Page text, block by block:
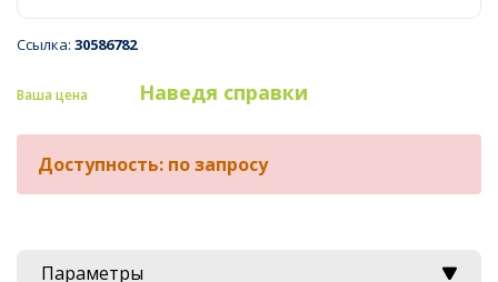
Ссылка: 30586782
Ваша цена Наведя справки
Доступность: по запросу
Параметры